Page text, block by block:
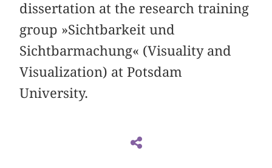
dissertation at the research training
group »Sichtbarkeit und
Sichtbarmachung« (Visuality and
Visualization) at Potsdam
University.